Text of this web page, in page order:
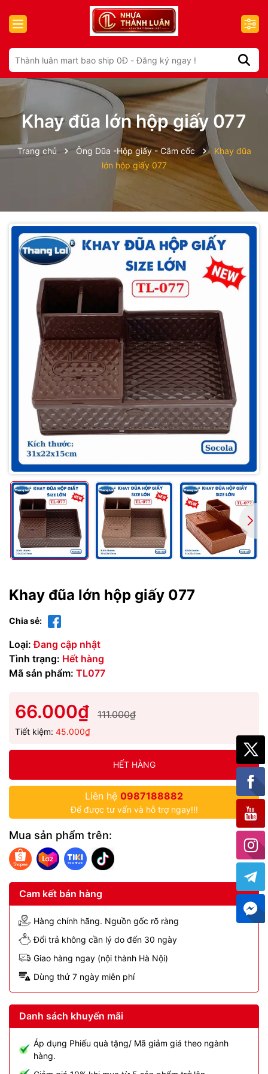
Khay đũa lớn hộp giấy 077
Trang chủ Ông Dũa -Hộp giấy - Cắm cốc
Khay đũa
lớn hộp giấy 077
Khay đũa lớn hộp giấy 077
Chia sẻ:
Loại: Đang cập nhật
Tình trạng: Hết hàng
Mã sản phẩm: TL077
66.000₫ 111.000₫
Tiết kiệm: 45.000₫
HẾT HÀNG
Liên hệ 0987188882
Để được tư vấn và hỗ trợ ngay!!!
Mua sản phẩm trên:
Cam kết bán hàng
Hàng chính hãng. Nguồn gốc rõ ràng
Đổi trả không cần lý do đến 30 ngày
Giao hàng ngay (nội thành Hà Nội)
Dùng thử 7 ngày miễn phí
Danh sách khuyến mãi
Áp dụng Phiếu quà tặng/ Mã giảm giá theo ngành
hàng.